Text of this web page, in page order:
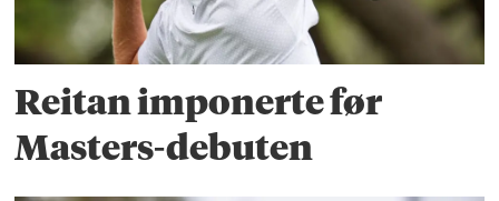
Reitan imponerte før
Masters-debuten